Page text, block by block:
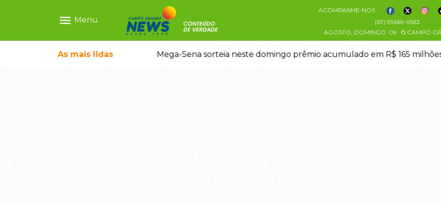
menu Menu
ACOMPANHE-NOS
(67) 99669-9563
AGOSTO, DOMINGO 09 CAMPO
As mais lidas
em sequestro de bebê na Capital Mega-Sena sorteia neste domingo prêmio acumulado em R$ 165